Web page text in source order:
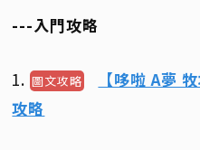
---入門攻略
1.圖文攻略
【哆啦 A夢
攻略